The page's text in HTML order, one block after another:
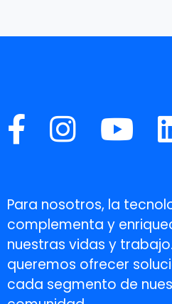
Para nosotros, la
complementa y
nuestras vidas y
queremos ofrecer
cada segmento de